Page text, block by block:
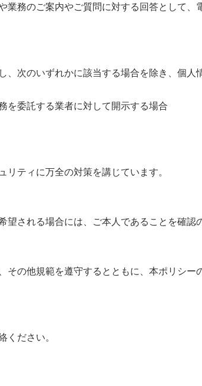
務のご案内やご質問に対する回答として、
次のいずれかに該当する場合を除き、個人
を委託する業者に対して開示する場合
ティに万全の対策を講じています。
される場合には、ご本人であることを確認
の他規範を遵守するとともに、本ポリシー
ださい。